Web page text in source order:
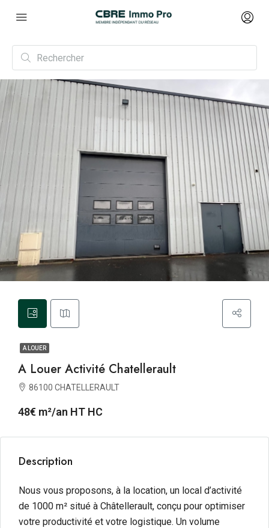
A LOUER
A Louer Activité Chatellerault
86100 CHATELLERAULT
48€ m²/an HT HC
Description
Nous vous proposons, à la location, un local d’activité
de 1000 m² situé à Châtellerault, conçu pour optimiser
votre productivité et votre logistique. Un volume